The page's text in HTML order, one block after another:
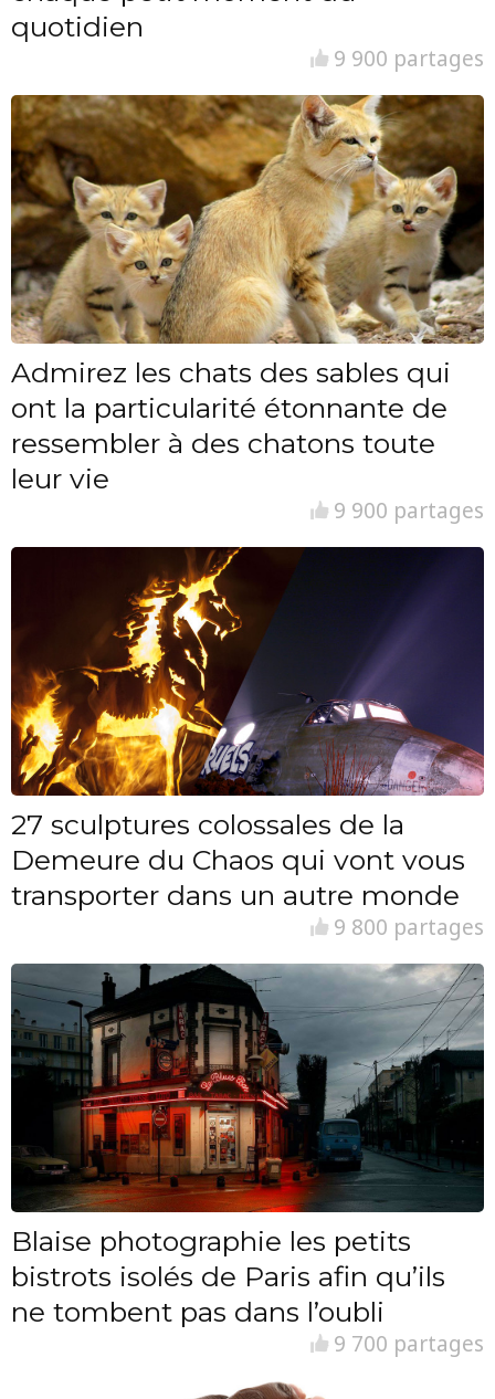
quotidien
9 900 partages
Admirez les chats des sables qui
ont la particularité étonnante de
ressembler à des chatons toute
leur vie
9 900 partages
27 sculptures colossales de la
Demeure du Chaos qui vont vous
transporter dans un autre monde
9 800 partages
Blaise photographie les petits
bistrots isolés de Paris afin qu’ils
ne tombent pas dans l’oubli
9 700 partages